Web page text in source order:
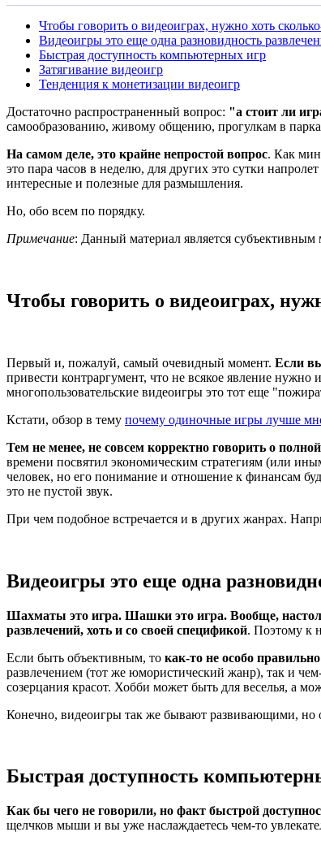
Чтобы говорить о видеоиграх, нужно хоть
Видеоигры это еще одна разновидность
Быстрая доступность компьютерных игр
Затягивание видеоигр
Тенденция к монетизации видеоигр
Достаточно распространенный вопрос: "а стоит ли
самообразованию, живому общению, прогулкам в
На самом деле, это крайне непростой вопрос. Как
это пара часов в неделю, для других это сутки
интересные и полезные для размышления.
Но, обо всем по порядку.
Примечание: Данный материал является
Чтобы говорить о видеоиграх,
Первый и, пожалуй, самый очевидный момент. Если
привести контраргумент, что не всякое явление нужно
многопользовательские видеоигры это тот еще
Кстати, обзор в тему почему одиночные игры лучше
Тем не менее, не совсем корректно говорить о
времени посвятил экономическим стратегиям (или
человек, но его понимание и отношение к финансам
это не пустой звук.
При чем подобное встречается и в других жанрах.
Видеоигры это еще одна
Шахматы это игра. Шашки это игра. Вообще,
развлечений, хоть и со своей спецификой. Поэтому к
Если быть объективным, то как-то не особо
развлечением (тот же юмористический жанр), так и
созерцания красот. Хобби может быть для веселья, а
Конечно, видеоигры так же бывают развивающими, но
Быстрая доступность
Как бы чего не говорили, но факт быстрой
щелчков мыши и вы уже наслаждаетесь чем-то